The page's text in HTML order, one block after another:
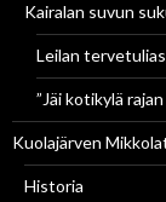
Kairalan suvun
Leilan
”Jäi kotikylä
Kuolajärven
Historia